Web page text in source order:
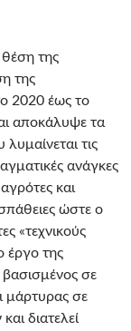
της
της
2020 έως το
αποκάλυψε τα
τις
ανάγκες
και
ώστε ο
«τεχνικούς
έργο της
σε
μάρτυρας σε
διατελεί